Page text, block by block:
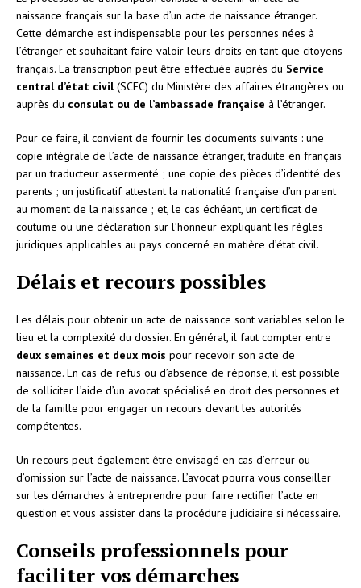
naissance français sur la base d’un acte de naissance étranger.
Cette démarche est indispensable pour les personnes nées à
l’étranger et souhaitant faire valoir leurs droits en tant que citoyens
français. La transcription peut être effectuée auprès du Service
central d’état civil(SCEC) du Ministère des affaires étrangères ou
auprès du consulat ou de l’ambassade française à l’étranger.
Pour ce faire, il convient de fournir les documents suivants : une
copie intégrale de l’acte de naissance étranger, traduite en français
par un traducteur assermenté ; une copie des pièces d’identité des
parents ; un justificatif attestant la nationalité française d’un parent
au moment de la naissance ; et, le cas échéant, un certificat de
coutume ou une déclaration sur l’honneur expliquant les règles
juridiques applicables au pays concerné en matière d’état civil.
Délais et recours possibles
Les délais pour obtenir un acte de naissance sont variables selon le
lieu et la complexité du dossier. En général, il faut compter entre
deux semaines et deux mois pour recevoir son acte de
naissance. En cas de refus ou d’absence de réponse, il est possible
de solliciter l’aide d’un avocat spécialisé en droit des personnes et
de la famille pour engager un recours devant les autorités
compétentes.
Un recours peut également être envisagé en cas d’erreur ou
d’omission sur l’acte de naissance. L’avocat pourra vous conseiller
sur les démarches à entreprendre pour faire rectifier l’acte en
question et vous assister dans la procédure judiciaire si nécessaire.
Conseils professionnels pour
faciliter vos démarches